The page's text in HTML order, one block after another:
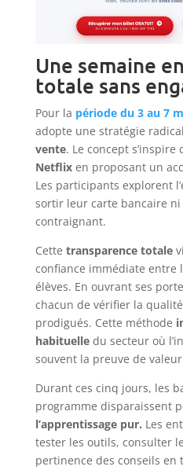
Une semaine
totale sans
Pour la période du 3 au 7
adopte une stratégie
vente. Le concept
Netflixen proposant un
Les participants explorent
sortir leur carte bancaire
contraignant.
Cette transparence totale
confiance immédiate entre
élèves. En ouvrant ses
chacun de vérifier la
prodigués. Cette méthode
habituelledu secteur où
souvent la preuve de
Durant ces cinq jours, les
programme disparaissent
l’apprentissage pur. Les
tester les outils, consulter
pertinence des conseils en